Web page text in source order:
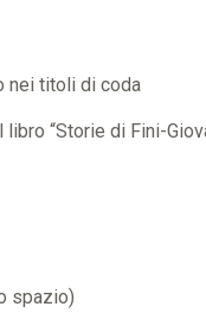
nei titoli di coda
“Storie di Fini-
spazio)